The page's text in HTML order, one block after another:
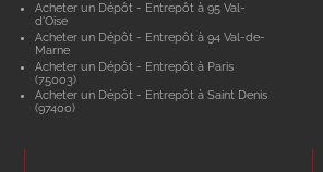
Acheter un Dépôt - Entrepôt à 95 Val-
d'Oise
Acheter un Dépôt - Entrepôt à 94 Val-de-
Marne
Acheter un Dépôt - Entrepôt à Paris
(75003)
Acheter un Dépôt - Entrepôt à Saint Denis
(97400)